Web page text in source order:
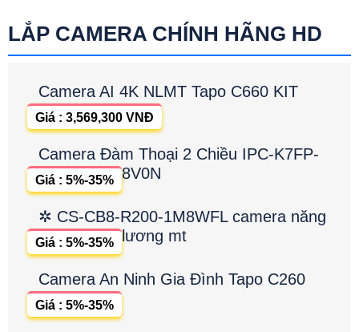
LẮP CAMERA CHÍNH HÃNG HD
Camera AI 4K NLMT Tapo C660 KIT
Giá : 3,569,300 VNĐ
Camera Đàm Thoại 2 Chiều IPC-K7FP-
8V0N
Giá : 5%-35%
✲ CS-CB8-R200-1M8WFL camera năng
lương mt
Giá : 5%-35%
Camera An Ninh Gia Đình Tapo C260
Giá : 5%-35%